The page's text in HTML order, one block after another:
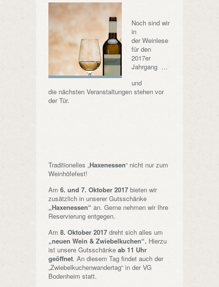
Noch sind wir
in
der Weinlese
für den
2017er
Jahrgang …
und
die nächsten Veranstaltungen stehen vor
der Tür.
Traditionelles „Haxenessen“ nicht nur zum
Weinhöfefest!
Am 6. und 7. Oktober 2017 bieten wir
zusätzlich in unserer Gutsschänke
„Haxenessen“ an. Gerne nehmen wir Ihre
Reservierung entgegen.
Am 8. Oktober 2017 dreht sich alles um
„neuen Wein & Zwiebelkuchen“. Hierzu
ist unsere Gutsschänke ab 11 Uhr
geöffnet. An diesem Tag findet auch der
„Zwiebelkuchenwandertag“ in der VG
Bodenheim statt.